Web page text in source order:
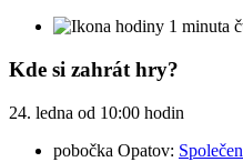
1 minuta
Kde si zahrát hry?
24. ledna od 10:00 hodin
pobočka Opatov: